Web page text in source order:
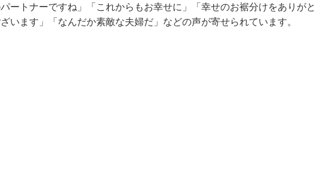
ートナーですね」「これからもお幸せに」「幸せのお裾分けをありがと
います」「なんだか素敵な夫婦だ」などの声が寄せられています。